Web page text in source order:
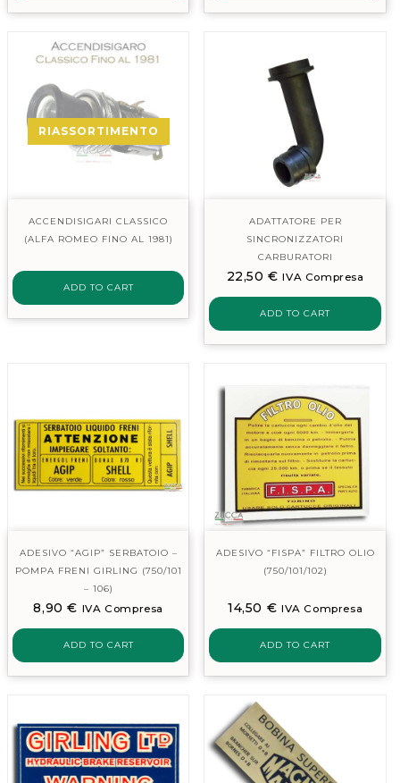
RIASSORTIMENTO
ACCENDISIGARI CLASSICO
(ALFA ROMEO FINO AL 1981)
ADD TO CART
ADATTATORE PER
SINCRONIZZATORI
CARBURATORI
22,50€ IVA Compresa
ADD TO CART
ADESIVO “AGIP” SERBATOIO –
POMPA FRENI GIRLING (750/101
– 106)
8,90€ IVA Compresa
ADD TO CART
ADESIVO “FISPA” FILTRO OLIO
(750/101/102)
14,50 € IVA Compresa
ADD TO CART